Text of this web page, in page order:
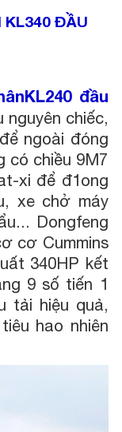
KL340 ĐẦU
đầu
nguyên chiếc,
ngoài đóng
có chiều 9M7
xi để đ1ong
xe chở máy
Dongfeng
cơ Cummins
340HP kết
9 số tiến 1
tải hiệu quả,
hao nhiên